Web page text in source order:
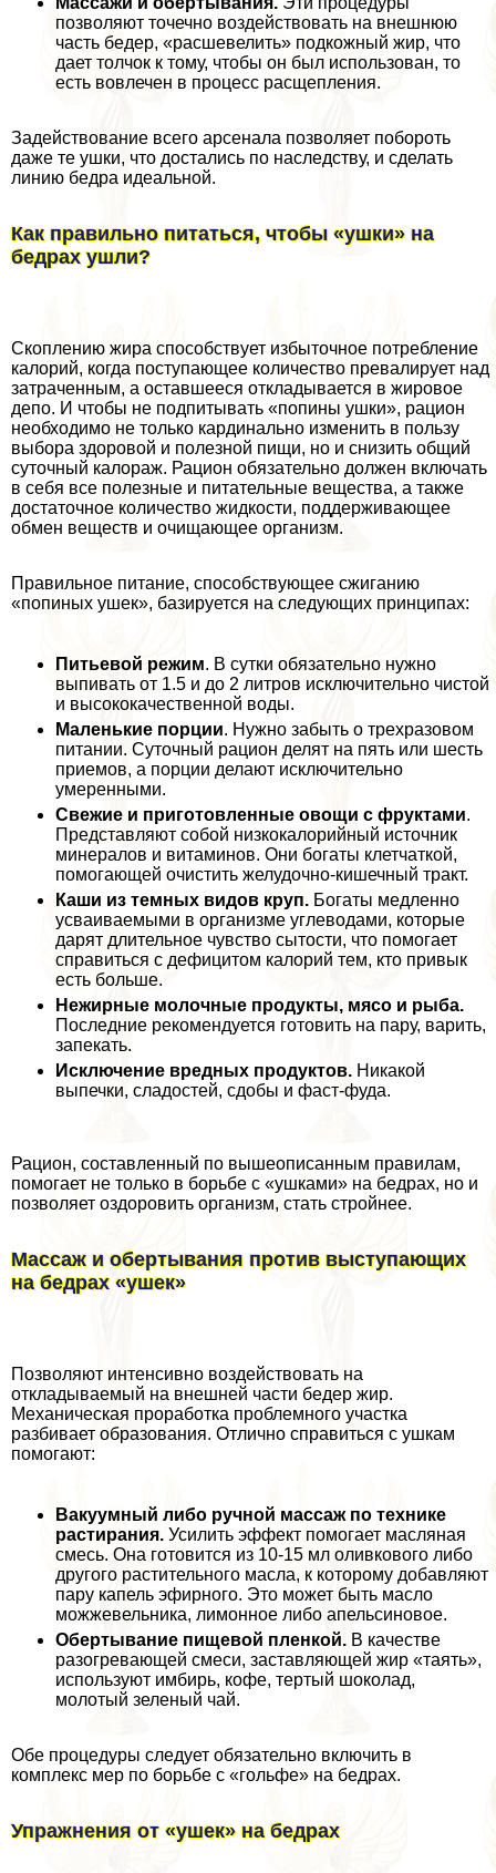
позволяют точечно воздействовать на внешнюю
часть бедер, «расшевелить» подкожный жир, что
дает толчок к тому, чтобы он был использован, то
есть вовлечен в процесс расщепления.
Задействование всего арсенала позволяет побороть
даже те ушки, что достались по наследству, и сделать
линию бедра идеальной.
Как правильно питаться, чтобы «ушки» на
бедрах ушли?
Скоплению жира способствует избыточное потрeбление
калорий, когда поступающее количество превалирует над
затраченным, а оставшееся откладывается в жировое
депо. И чтобы не подпитывать «попины ушки», рацион
необходимо не только кардинально изменить в пользу
выбора здоровой и полезной пищи, но и снизить общий
суточный калораж. Рацион обязательно должен включать
в себя все полезные и питательные вещества, а также
достаточное количество жидкости, поддерживающее
обмен веществ и очищающее организм.
Правильное питание, способствующее сжиганию
«попиных ушек», базируется на следующих принципах:
Питьевой режим. В сутки обязательно нужно
выпивать от 1.5 и до 2 литров исключительно чистой
и высококачественной воды.
Маленькие порции. Нужно забыть о трехразовом
питании. Суточный рацион делят на пять или шесть
приемов, а порции делают исключительно
умеренными.
Свежие и приготовленные овощи с фруктами.
Представляют собой низкокалорийный источник
минералов и витаминов. Они богаты клетчаткой,
помогающей очистить желудочно-кишечный тpaкт.
Каши из темных видов круп. Богаты медленно
усваиваемыми в организме углеводами, которые
дарят длительное чувство сытости, что помогает
справиться с дефицитом калорий тем, кто привык
есть больше.
Нежирные молочные продукты, мясо и рыба.
Последние рекомендуется готовить на пару, варить,
запекать.
Исключение вредных продуктов. Никакой
выпечки, сладостей, сдобы и фаст-фуда.
Рацион, составленный по вышеописанным правилам,
помогает не только в борьбе с «ушками» на бедрах, но и
позволяет оздоровить организм, стать стройнее.
Массаж и обертывания против выступающих
на бедрах «ушек»
Позволяют интенсивно воздействовать на
откладываемый на внешней части бедер жир.
Механическая проработка проблемного участка
разбивает образования. Отлично справиться с ушкам
помогают:
Вакуумный либо ручной массаж по технике
растирания. Усилить эффект помогает масляная
смесь. Она готовится из 10-15 мл оливкового либо
другого растительного масла, к которому добавляют
пару капель эфирного. Это может быть масло
можжевельника, лимонное либо апельсиновое.
Обертывание пищевой пленкой. В качестве
разогревающей смеси, заставляющей жир «таять»,
используют имбирь, кофе, тертый шоколад,
молотый зеленый чай.
Обе процедуры следует обязательно включить в
комплекс мер по борьбе с «гольфе» на бедрах.
Упражнения от «ушек» на бедрах